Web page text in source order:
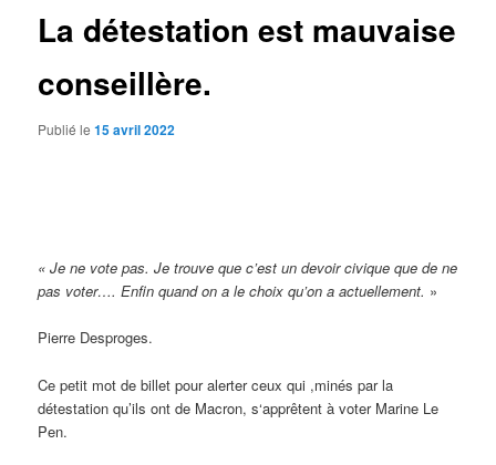
La détestation est mauvaise
conseillère.
Publié le15 avril 2022
« Je ne vote pas. Je trouve que c’est un devoir civique que de ne
pas voter…. Enfin quand on a le choix qu’on a actuellement. »
Pierre Desproges.
Ce petit mot de billet pour alerter ceux qui ,minés par la
détestation qu’ils ont de Macron, s‘apprêtent à voter Marine Le
Pen.